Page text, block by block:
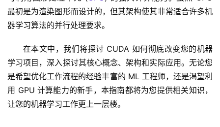
最初是为渲染图形而设计的，但其架构使其非常适合许多机
器学习算法的并行处理要求。
在本文中，我们将探讨 CUDA 如何彻底改变您的机器
学习项目，深入探讨其核心概念、架构和实际应用。无论您
是希望优化工作流程的经验丰富的 ML 工程师，还是渴望利
用 GPU 计算能力的新手，本指南都将为您提供相关知识，
让您的机器学习工作更上一层楼。